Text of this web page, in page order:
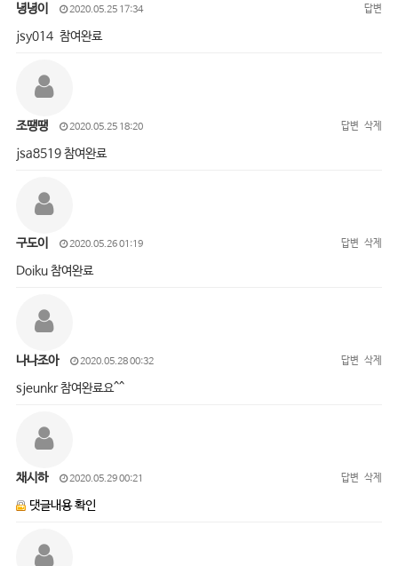
녕녕이 2020.05.25 17:34 답변
jsy014 참여완료
조땡땡 2020.05.25 18:20 답변 삭제
jsa8519 참여완료
구도이 2020.05.26 01:19 답변 삭제
Doiku 참여완료
나나조아 2020.05.28 00:32 답변 삭제
sjeunkr 참여완료요^^
채시하 2020.05.29 00:21 답변 삭제
댓글내용 확인